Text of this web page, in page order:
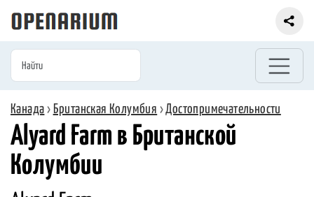
Канада › Британская Колумбия ›Достопримечательности
Alyard Farm в Британской
Колумбии